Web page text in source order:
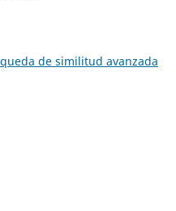
de similitud avanzada